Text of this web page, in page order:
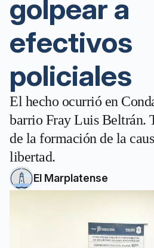
golpear a
efectivos
policiales
El hecho ocurrió en
barrio Fray Luis Beltrán.
de la formación de la
libertad.
El Marplatense